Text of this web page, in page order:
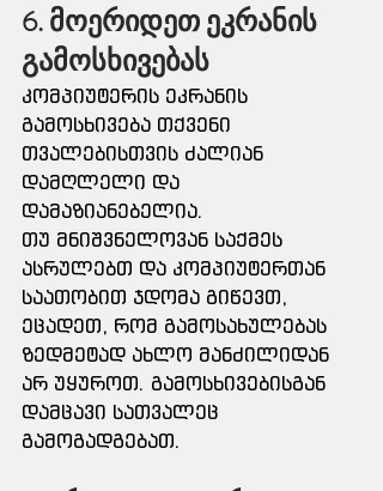
6. მოერიდეთ ეკრანის
გამოსხივებას
კომპიუტერის ეკრანის
გამოსხივება თქვენი
თვალებისთვის ძალიან
დამღლელი და
დამაზიანებელია.
თუ მნიშვნელოვან საქმეს
ასრულებთ და კომპიუტერთან
საათობით ჯდომა გიწევთ,
ეცადეთ, რომ გამოსახულებას
ზედმეტად ახლო მანძილიდან
არ უყუროთ. გამოსხივებისგან
დამცავი სათვალეც
გამოგადგებათ.